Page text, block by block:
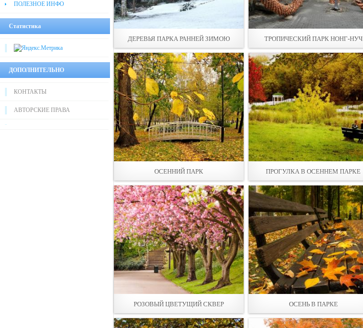
ПОЛЕЗНОЕ ИНФО
Статистика
ДОПОЛНИТЕЛЬНО
КОНТАКТЫ
АВТОРСКИЕ ПРАВА
ДЕРEВЬЯ ПАРКА РАННЕЙ ЗИМОЮ ТРОПИЧЕСКИЙ ПАРК НОНГ-НУЧ
ОСЕННИЙ ПАРК ПРОГУЛКА В ОСЕННЕМ ПАРКЕ
РОЗОВЫЙ ЦВЕТУЩИЙ СКВЕР ОСЕНЬ В ПАРКЕ